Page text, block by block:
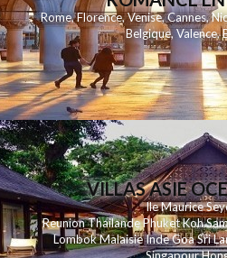
Rome,Florence,Venise,Cannes,
Belgique,Valence,
VILLAS ASIE
Ile Maurice
ReunionThailandePhuketKoh
LombokMalaisieIndeGoaSri